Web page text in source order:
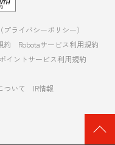
ライバシーポリシー）
約
Robotaサービス利用規約
イントサービス利用規約
ついて
IR情報